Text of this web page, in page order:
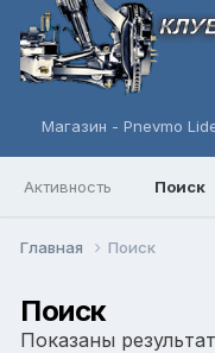
Магазин - Pnevmo
Активность Поиск
Главная Поиск
Поиск
Показаны